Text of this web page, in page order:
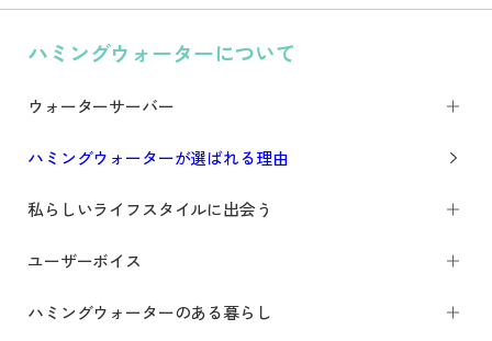
ハミングウォーターについて
ウォーターサーバー
ハミングウォーターが選ばれる理由
私らしいライフスタイルに出会う
ユーザーボイス
ハミングウォーターのある暮らし